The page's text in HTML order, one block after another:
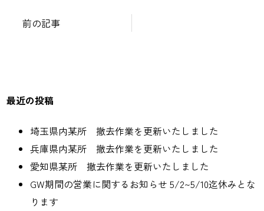
前の記事
最近の投稿
埼玉県内某所 撤去作業を更新いたしました
兵庫県内某所 撤去作業を更新いたしました
愛知県某所 撤去作業を更新いたしました
GW期間の営業に関するお知らせ 5/2~5/10迄休みとな
ります